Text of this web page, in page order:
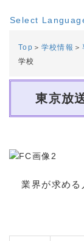
Select
Top ＞ 学校情報 ＞
学校
東京放
業界が求める